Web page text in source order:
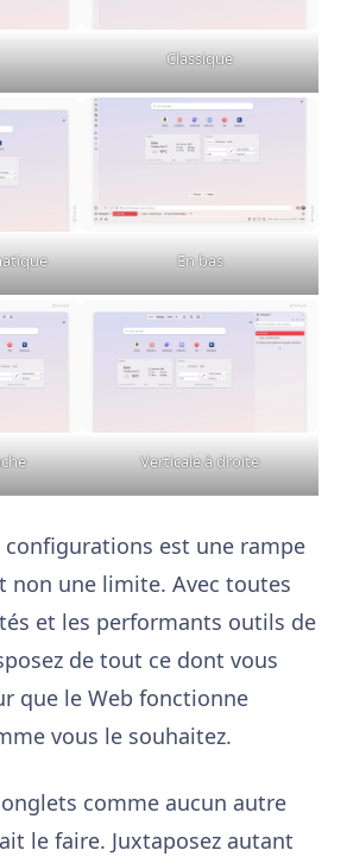
Classique
En bas
Verticale à droite
configurations est une rampe
non une limite. Avec toutes
et les performants outils de
de tout ce dont vous
que le Web fonctionne
vous le souhaitez.
comme aucun autre
le faire. Juxtaposez autant